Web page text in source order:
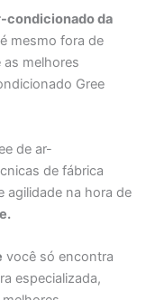
condicionado da
mesmo fora de
melhores
Gree
de ar-
de fábrica
agilidade na hora de
você só encontra
especializada,